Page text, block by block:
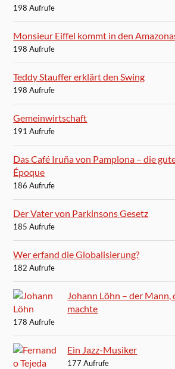
198 Aufrufe
Monsieur Eiffel kommt in den
198 Aufrufe
Teddy Stauffer erklärt den Swing
198 Aufrufe
Gemeinwirtschaft
191 Aufrufe
Das Café Iruña von Pamplona – die
Époque
186 Aufrufe
Der Vater von Parkinsons Gesetz
185 Aufrufe
Wer erfand die Globalisierung?
182 Aufrufe
Johann Löhn – der Mann,
machte
178 Aufrufe
Ein Jazz-Musiker
177 Aufrufe